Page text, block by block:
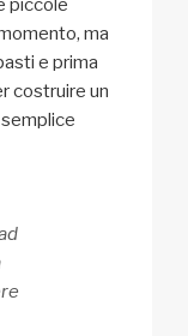
piccole
ma
e prima
costruire un